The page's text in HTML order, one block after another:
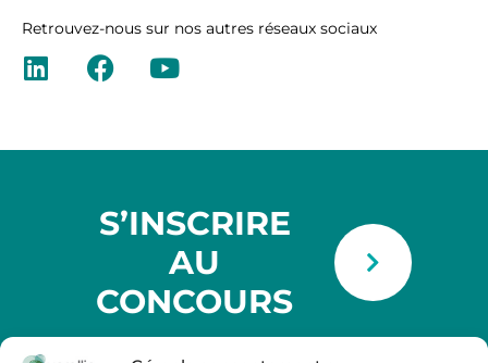
Retrouvez-nous sur nos autres réseaux sociaux
S’INSCRIRE
AU
CONCOURS